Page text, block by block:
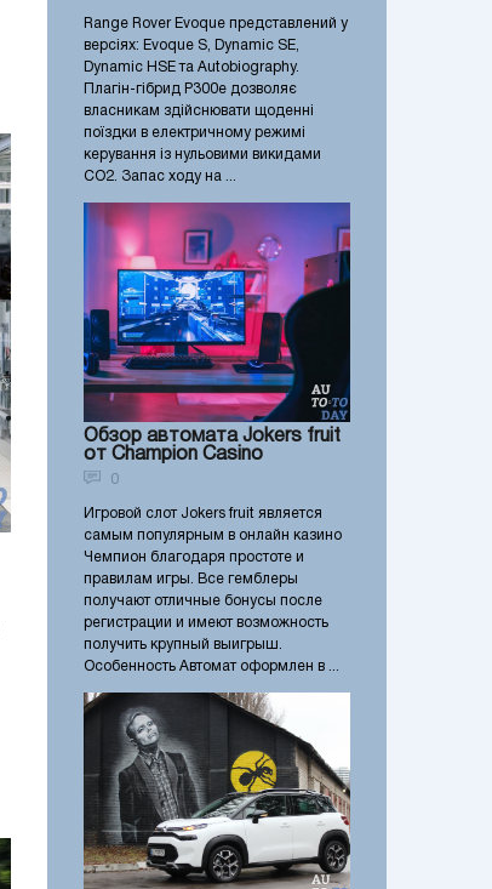
Range Rover Evoque представлений у
версіях: Evoque S, Dynamic SE,
Dynamic HSE та Autobiography.
Плагін-гібрид P300e дозволяє
власникам здійснювати щоденні
поїздки в електричному режимі
керування із нульовими викидами
CO2. Запас ходу на ...
Обзор автомата Jokers fruit
от Champion Casino
0
Игровой слот Jokers fruit является
самым популярным в онлайн казино
Чемпион благодаря простоте и
правилам игры. Все гемблеры
получают отличные бонусы после
регистрации и имеют возможность
получить крупный выигрыш.
Особенность Автомат оформлен в ...